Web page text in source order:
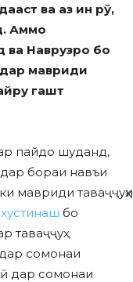
ва аз ин рӯ,
Аммо
ва Наврузро бо
мавриди
гашт
пайдо шуданд,
бораи навъи
мавриди таваҷҷуҳи
бо
таваҷҷуҳ
дар сомонаи
дар сомонаи